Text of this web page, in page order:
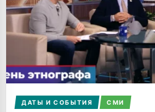
ДАТЫ И СОБЫТИЯ СМИ